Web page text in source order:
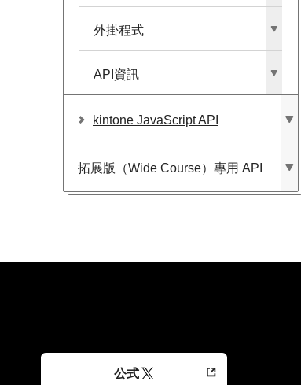
外掛程式
API資訊
kintone JavaScript API
拓展版​（Wide Course）​專用 API
公式